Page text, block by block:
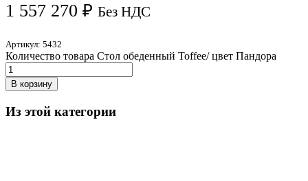
1 557 270 ₽ Без НДС
Артикул: 5432
Количество товара Стол обеденный Toffee/ цвет Пандора
В корзину
Из этой категории